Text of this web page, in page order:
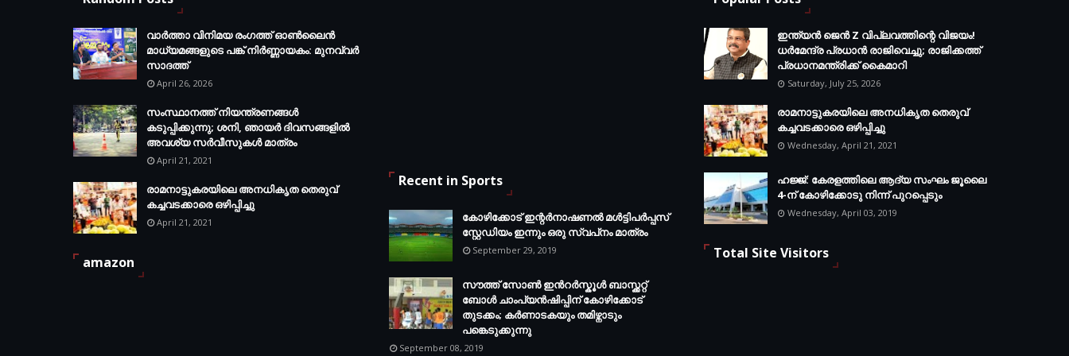
വാർത്താ വിനിമയ രംഗത്ത് ഓൺലൈൻ
മാധ്യമങ്ങളുടെ പങ്ക് നിർണ്ണായകം: മുനവ്വർ
സാദത്ത്
April 26, 2026
സംസ്ഥാനത്ത് നിയന്ത്രണങ്ങള്‍
കടുപ്പിക്കുന്നു; ശനി, ഞായര്‍ ദിവസങ്ങളില്‍
അവശ്യ സര്‍വീസുകള്‍ മാത്രം
April 21, 2021
രാമനാട്ടുകരയിലെ അനധികൃത തെരുവ്
കച്ചവടക്കാരെ ഒഴിപ്പിച്ചു
April 21, 2021
amazon
Recent in Sports
കോഴിക്കോട് ഇന്റര്‍നാഷണല്‍ മള്‍ട്ടിപര്‍പ്പസ്
സ്റ്റേഡിയം ഇന്നും ഒരു സ്വപ്‌നം മാത്രം
September 29, 2019
സൗത്ത് സോണ്‍ ഇന്‍റര്‍സ്കൂള്‍ ബാസ്ക്കറ്റ്
ബോൾ ചാംപ്യന്‍ഷിപ്പിന് കോഴിക്കോട്
തുടക്കം; കർണാടകയും തമിഴ്നാടും
പങ്കെടുക്കുന്നു
September 08, 2019
ഇന്ത്യൻ ജെൻ Z വിപ്ലവത്തിന്റെ വിജയം!
ധർമേന്ദ്ര പ്രധാൻ രാജിവെച്ചു; രാജിക്കത്ത്
പ്രധാനമന്ത്രിക്ക് കൈമാറി
Saturday, July 25, 2026
രാമനാട്ടുകരയിലെ അനധികൃത തെരുവ്
കച്ചവടക്കാരെ ഒഴിപ്പിച്ചു
Wednesday, April 21, 2021
ഹജ്ജ്: കേരളത്തിലെ ആദ്യ സംഘം ജൂലൈ
4-ന് കോഴിക്കോടു നിന്ന് പുറപ്പെടും
Wednesday, April 03, 2019
Total Site Visitors